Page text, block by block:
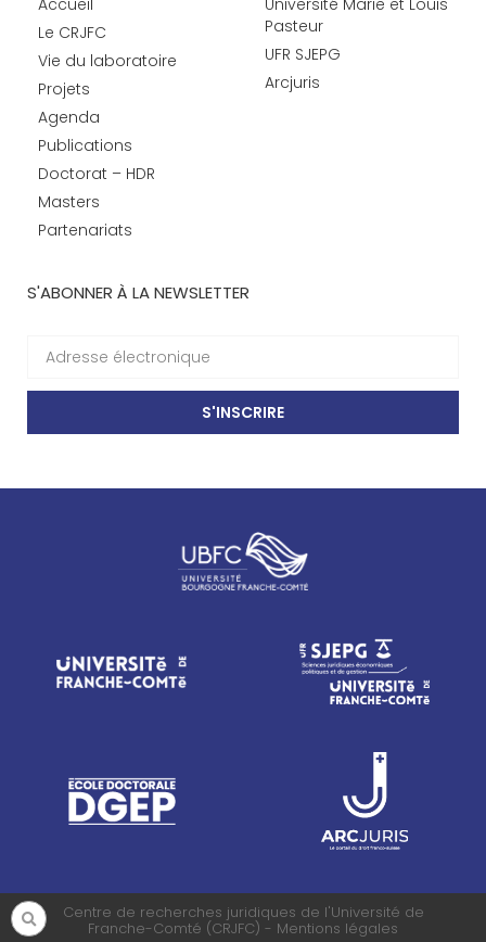
Accueil
Le CRJFC
Vie du laboratoire
Projets
Agenda
Publications
Doctorat – HDR
Masters
Partenariats
Université Marie et Louis
Pasteur
UFR SJEPG
Arcjuris
S'ABONNER À LA NEWSLETTER
S'INSCRIRE
Centre de recherches juridiques de l'Université de
Franche-Comté (CRJFC) - Mentions légales